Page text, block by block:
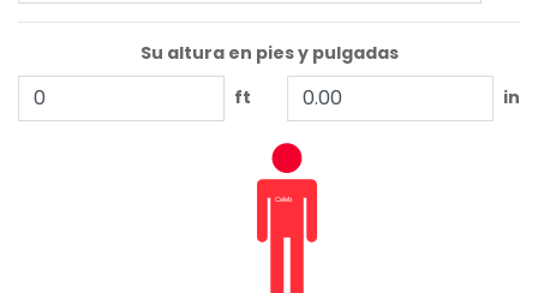
Su altura en pies y pulgadas
ft
in